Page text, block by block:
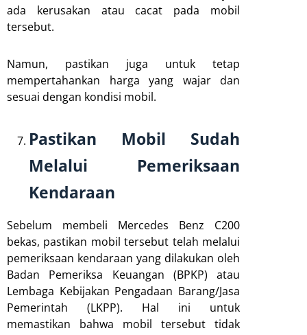
ada kerusakan atau cacat pada mobil
tersebut.
Namun, pastikan juga untuk tetap
mempertahankan harga yang wajar dan
sesuai dengan kondisi mobil.
Pastikan Mobil Sudah
Melalui Pemeriksaan
Kendaraan
Sebelum membeli Mercedes Benz C200
bekas, pastikan mobil tersebut telah melalui
pemeriksaan kendaraan yang dilakukan oleh
Badan Pemeriksa Keuangan (BPKP) atau
Lembaga Kebijakan Pengadaan Barang/Jasa
Pemerintah (LKPP). Hal ini untuk
memastikan bahwa mobil tersebut tidak